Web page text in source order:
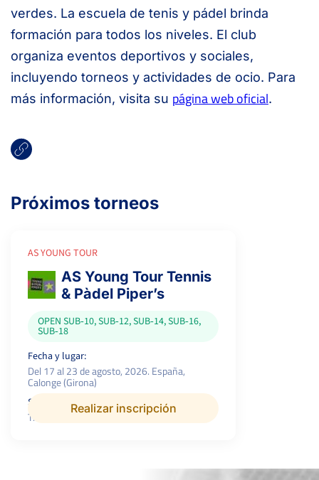
verdes. La escuela de tenis y pádel brinda
formación para todos los niveles. El club
organiza eventos deportivos y sociales,
incluyendo torneos y actividades de ocio. Para
más información, visita su página web oficial.
Próximos torneos
AS YOUNG TOUR
AS Young Tour Tennis
& Pàdel Piper’s
OPEN SUB‑10, SUB‑12, SUB‑14, SUB‑16,
SUB‑18
Fecha y lugar:
Del 17 al 23 de agosto, 2026. España,
Calonge (Girona)
Superficie:
Tierra
Realizar inscripción